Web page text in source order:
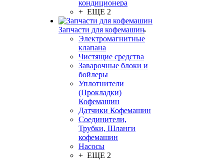
кондиционера
+ ЕЩЕ 2
Запчасти для кофемашин
Электромагнитные
клапана
Чистящие средства
Заварочные блоки и
бойлеры
Уплотнители
(Прокладки)
Кофемашин
Датчики Кофемашин
Соединители,
Трубки, Шланги
кофемашин
Насосы
+ ЕЩЕ 2